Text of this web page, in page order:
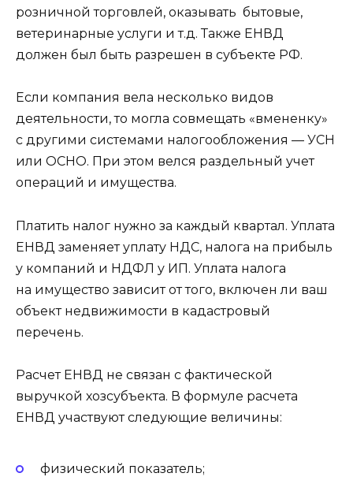
розничной торговлей, оказывать бытовые,
ветеринарные услуги и т.д. Также ЕНВД
должен был быть разрешен в субъекте РФ.
Если компания вела несколько видов
деятельности, то могла совмещать «вмененку»
с другими системами налогообложения — УСН
или ОСНО. При этом велся раздельный учет
операций и имущества.
Платить налог нужно за каждый квартал. Уплата
ЕНВД заменяет уплату НДС, налога на прибыль
у компаний и НДФЛ у ИП. Уплата налога
на имущество зависит от того, включен ли ваш
объект недвижимости в кадастровый
перечень.
Расчет ЕНВД не связан с фактической
выручкой хозсубъекта. В формуле расчета
ЕНВД участвуют следующие величины:
физический показатель;